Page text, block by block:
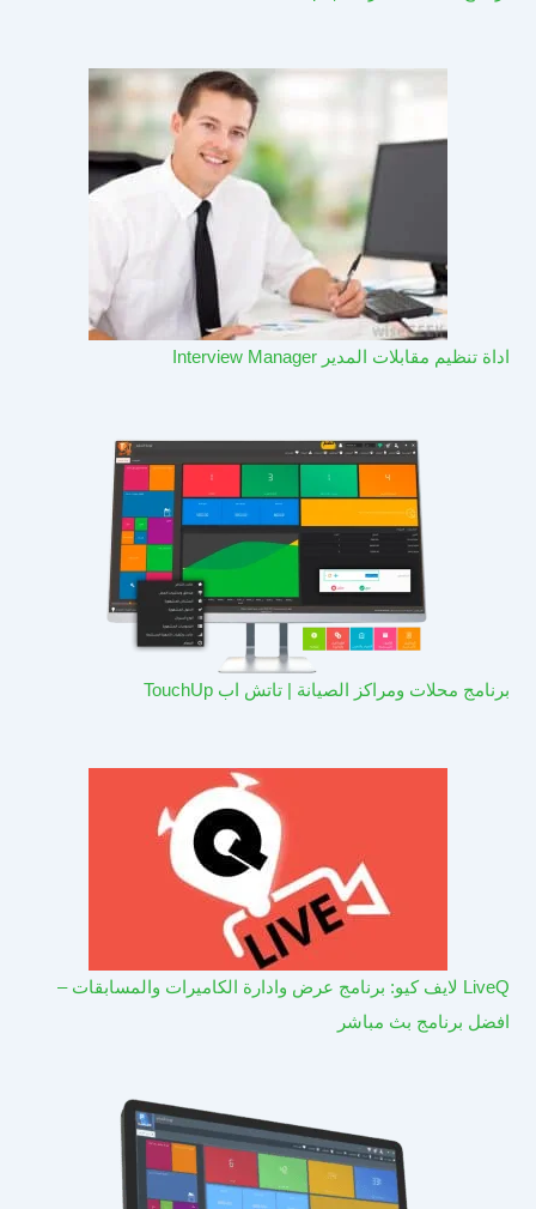
اداة تنظيم مقابلات المدير Interview Manager
برنامج محلات ومراكز الصيانة | تاتش اب TouchUp
LiveQ لايف كيو: برنامج عرض وادارة الكاميرات والمسابقات –
افضل برنامج بث مباشر